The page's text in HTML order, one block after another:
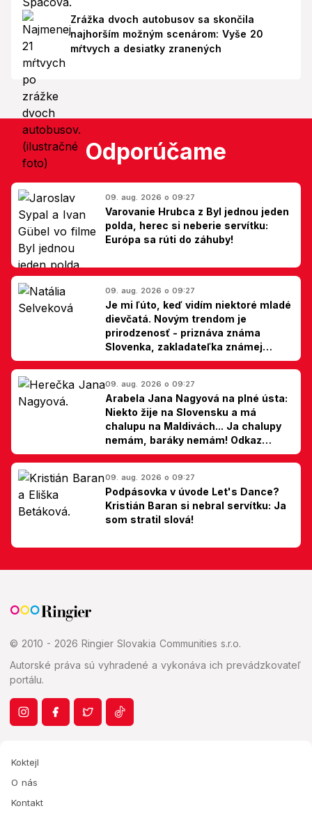
Zrážka dvoch autobusov sa skončila
najhorším možným scenárom: Vyše 20
mŕtvych a desiatky zranených
Odporúčame
09. aug. 2026 o 09:27
Varovanie Hrubca z Byl jednou jeden
polda, herec si neberie servítku:
Európa sa rúti do záhuby!
09. aug. 2026 o 09:27
Je mi ľúto, keď vidím niektoré mladé
dievčatá. Novým trendom je
prirodzenosť - priznáva známa
Slovenka, zakladateľka známej
kliniky
09. aug. 2026 o 09:27
Arabela Jana Nagyová na plné ústa:
Niekto žije na Slovensku a má
chalupu na Maldivách... Ja chalupy
nemám, baráky nemám! Odkaz
Slovákom
09. aug. 2026 o 09:27
Podpásovka v úvode Let's Dance?
Kristián Baran si nebral servítku: Ja
som stratil slová!
© 2010 - 2026 Ringier Slovakia Communities s.r.o.
Autorské práva sú vyhradené a vykonáva ich prevádzkovateľ
portálu.
Koktejl
O nás
Kontakt